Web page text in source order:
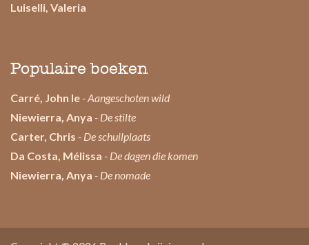
Luiselli, Valeria
Populaire boeken
Carré, John le - Aangeschoten wild
Niewierra, Anya - De stilte
Carter, Chris - De schuilplaats
Da Costa, Mélissa - De dagen die komen
Niewierra, Anya - De nomade